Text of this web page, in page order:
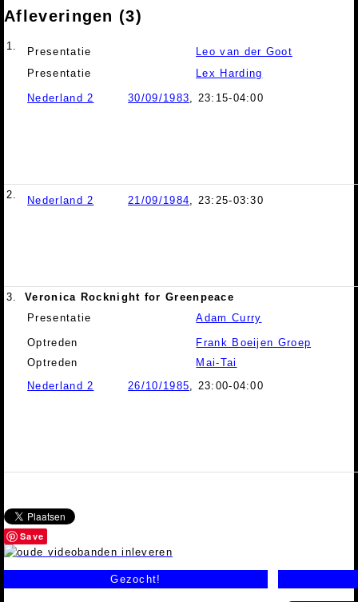
Afleveringen (3)
1. Presentatie
Leo van der Goot
Presentatie
Lex Harding
Nederland 2 30/09/1983, 23:15-04:00
2. Nederland 2 21/09/1984, 23:25-03:30
3.
Veronica Rocknight for Greenpeace
Presentatie
Adam Curry
Optreden
Frank Boeijen Groep
Optreden
Mai-Tai
Nederland 2
26/10/1985, 23:00-04:00
Save
Gezocht!